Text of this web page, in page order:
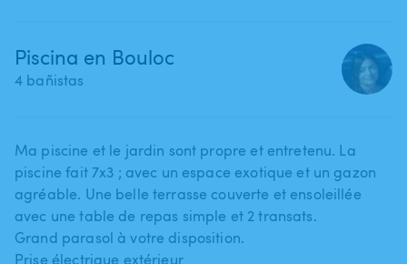
Piscina en Bouloc
4 bañistas
Ma piscine et le jardin sont propre et entretenu. La
piscine fait 7x3 ; avec un espace exotique et un gazon
agréable. Une belle terrasse couverte et ensoleillée
avec une table de repas simple et 2 transats.
Grand parasol à votre disposition.
Prise électrique extérieur